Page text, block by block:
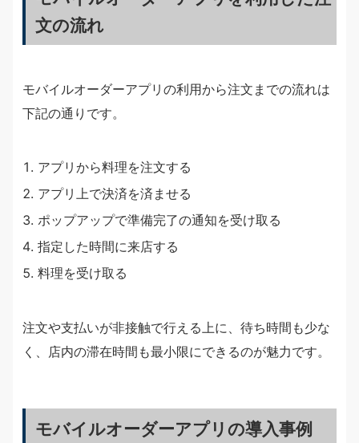
文の流れ
モバイルオーダーアプリの利用から注文までの流れは
下記の通りです。
アプリから料理を注文する
アプリ上で決済を済ませる
ポップアップで準備完了の通知を受け取る
指定した時間に来店する
料理を受け取る
注文や支払いが非接触で行える上に、待ち時間も少な
く、店内の滞在時間も最小限にできるのが魅力です。
モバイルオーダーアプリの導入事例